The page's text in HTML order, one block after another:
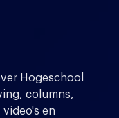
Hogeschool
columns,
en